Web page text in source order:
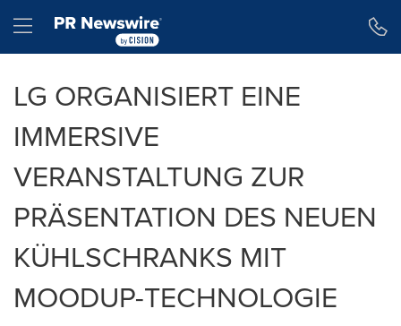
Hamburger menu
LG ORGANISIERT EINE
IMMERSIVE
VERANSTALTUNG ZUR
PRÄSENTATION DES NEUEN
KÜHLSCHRANKS MIT
MOODUP-TECHNOLOGIE